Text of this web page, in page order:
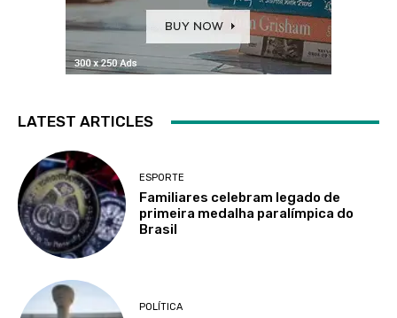
LATEST ARTICLES
ESPORTE
Familiares celebram legado de
primeira medalha paralímpica do
Brasil
POLÍTICA